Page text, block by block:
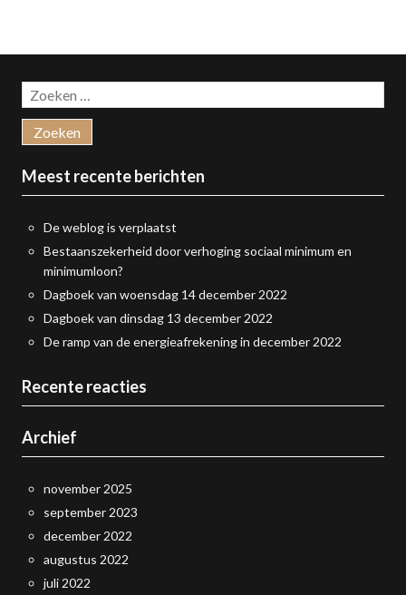
Zoeken
naar:
Meest recente berichten
De weblog is verplaatst
Bestaanszekerheid door verhoging sociaal minimum en
minimumloon?
Dagboek van woensdag 14 december 2022
Dagboek van dinsdag 13 december 2022
De ramp van de energieafrekening in december 2022
Recente reacties
Archief
november 2025
september 2023
december 2022
augustus 2022
juli 2022